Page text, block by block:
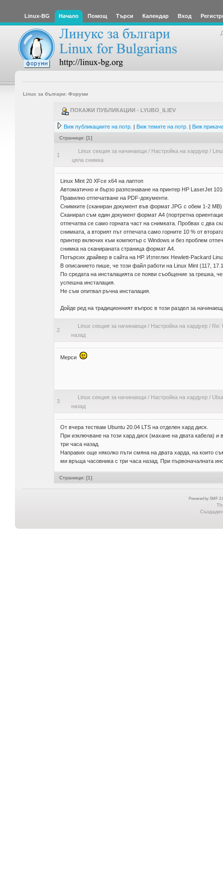
Linux-BG Начало Помощ Търси Календар Вход
Linux за българи: Форуми
ПОКАЖИ ПУБЛИКАЦИИ - LYUBO_ILIEV
Виж публикациите на потр. | Виж темите на потр. | Виж
Страници: [1]
1
Linux секция за начинаещи/ Настройка на хардуер/
цяла снимка
Linux Mint 20 XFce x64 на лаптоп
Автоматично и бързо разпознаване на принтер HP LaserJet
Правилно отпечатване на PDF-документи.
Снимките (сканиран документ във формат JPG с обем 1-2 MB)
Сканирал съм един документ формат А4 (портретна
отпечатва се само горната част на снимката. Пробвах с два
снимката, а вторият път отпечата само горните 10 % от
принтер включих към компютър с Windows и без проблем
снимка на сканираната страница формат А4.
Потърсих драйвер в сайта на НР. Изтеглих Hewlett-Packard
В описанието пише, че този файл работи на Linux Mint (117,
По средата на инсталацията се появи съобщение за грешка,
успешна инсталация.
Не съм опитвал ръчна инсталация.
Дойде ред на традиционният въпрос в този раздел за
2
Linux секция за начинаещи/ Настройка на хардуер/ Re:
назад
Мерси
3
Linux секция за начинаещи/ Настройка на хардуер/
назад
От вчера тествам Ubuntu 20.04 LTS на отделен хард диск.
При изключване на този хард диск (махане на двата кабела)
три часа назад.
Направих още няколко пъти смяна на двата харда, на които
ми връща часовника с три часа назад. При първоначалната
Страници: [1]
Powered by SMF